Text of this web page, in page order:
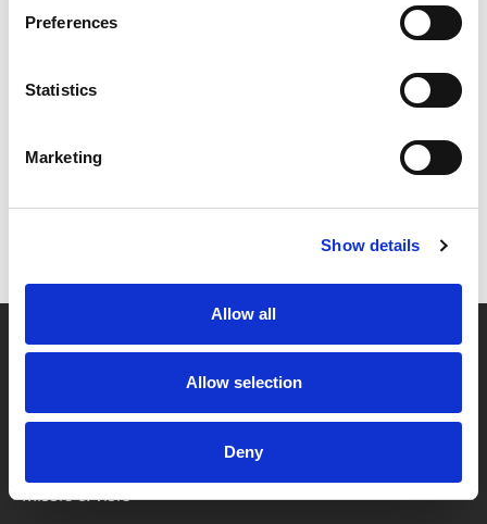
Preferences
Statistics
Marketing
Show details
Allow all
Allow selection
Deny
Partner van mentoren
Missie & visie